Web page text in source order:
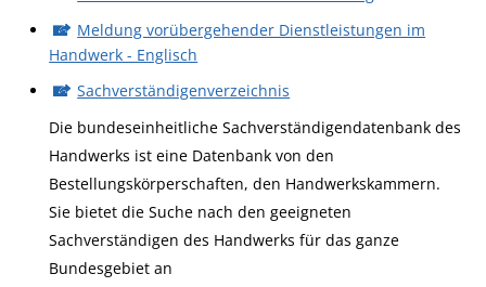
Meldung vorübergehender Dienstleistungen im
Handwerk - Englisch
Sachverständigenverzeichnis
Die bundeseinheitliche Sachverständigendatenbank des
Handwerks ist eine Datenbank von den
Bestellungskörperschaften, den Handwerkskammern.
Sie bietet die Suche nach den geeigneten
Sachverständigen des Handwerks für das ganze
Bundesgebiet an